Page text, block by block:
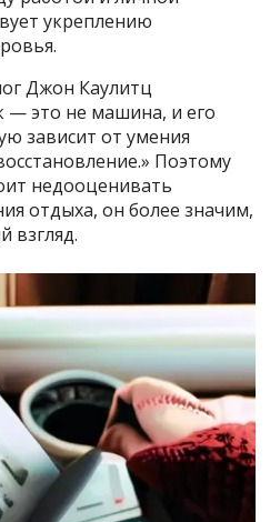
укреплению
Джон Каулитц
— это не машина, и его
зависит от умения
Поэтому
недооценивать
отдыха, он более значим,
взгляд.